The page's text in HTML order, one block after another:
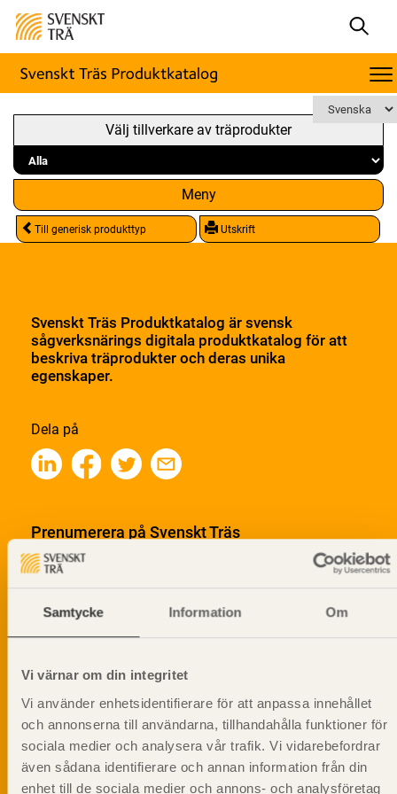
Samtycke Information Om
Vi värnar om din integritet
Vi använder enhetsidentifierare för att anpassa innehållet
och annonserna till användarna, tillhandahålla funktioner för
sociala medier och analysera vår trafik. Vi vidarebefordrar
även sådana identifierare och annan information från din
enhet till de sociala medier och annons- och analysföretag
Välj tillverkare av träprodukter
Meny
Till generisk produkttyp Utskrift
Svenskt Träs Produktkatalog är svensk
sågverksnärings digitala produktkatalog för att
beskriva träprodukter och deras unika
egenskaper.
Dela på
Prenumerera på Svenskt Träs
informationsutskick!